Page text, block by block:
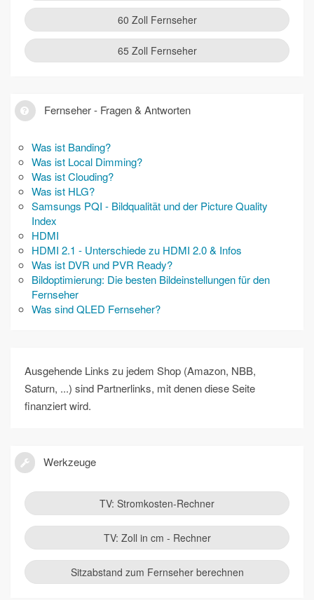
60 Zoll Fernseher
65 Zoll Fernseher
Fernseher - Fragen & Antworten
Was ist Banding?
Was ist Local Dimming?
Was ist Clouding?
Was ist HLG?
Samsungs PQI - Bildqualität und der Picture Quality
Index
HDMI
HDMI 2.1 - Unterschiede zu HDMI 2.0 & Infos
Was ist DVR und PVR Ready?
Bildoptimierung: Die besten Bildeinstellungen für den
Fernseher
Was sind QLED Fernseher?
Ausgehende Links zu jedem Shop (Amazon, NBB,
Saturn, ...) sind Partnerlinks, mit denen diese Seite
finanziert wird.
Werkzeuge
TV: Stromkosten-Rechner
TV: Zoll in cm - Rechner
Sitzabstand zum Fernseher berechnen